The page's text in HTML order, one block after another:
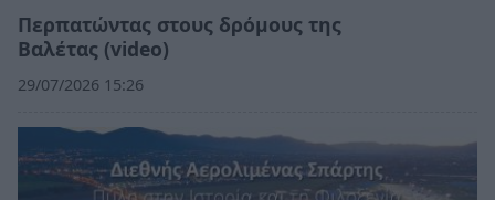
Περπατώντας στους δρόμους της
Βαλέτας (video)
29/07/2026 15:26